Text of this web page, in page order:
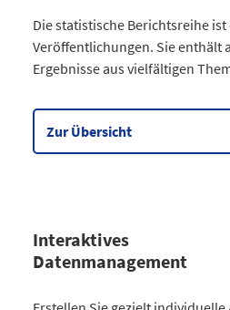
Datentabelle zum Diagramm
Kategorie
Anzahl
Bevölkerung 30
Gesellschaft 64
Die statistische Berichtsreihe
Veröffentlichungen. Sie enthält
Ergebnisse aus vielfältigen
Zur Übersicht
Interaktives
Datenmanagement